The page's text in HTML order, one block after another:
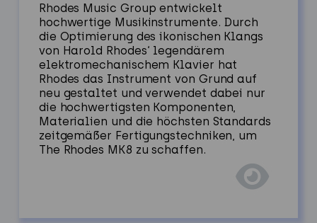
Rhodes Music Group entwickelt
hochwertige Musikinstrumente. Durch
die Optimierung des ikonischen Klangs
von Harold Rhodes‘ legendärem
elektromechanischem Klavier hat
Rhodes das Instrument von Grund auf
neu gestaltet und verwendet dabei nur
die hochwertigsten Komponenten,
Materialien und die höchsten Standards
zeitgemäßer Fertigungstechniken, um
The Rhodes MK8 zu schaffen.